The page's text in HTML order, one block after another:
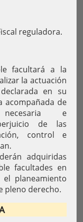
reguladora.
facultará a la
la actuación
en su
acompañada de
e
de las
control e
adquiridas
facultades en
planeamiento
pleno derecho.